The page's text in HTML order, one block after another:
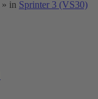
» in Sprinter 3 (VS30)